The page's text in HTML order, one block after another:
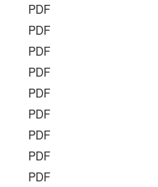
PDF
PDF
PDF
PDF
PDF
PDF
PDF
PDF
PDF